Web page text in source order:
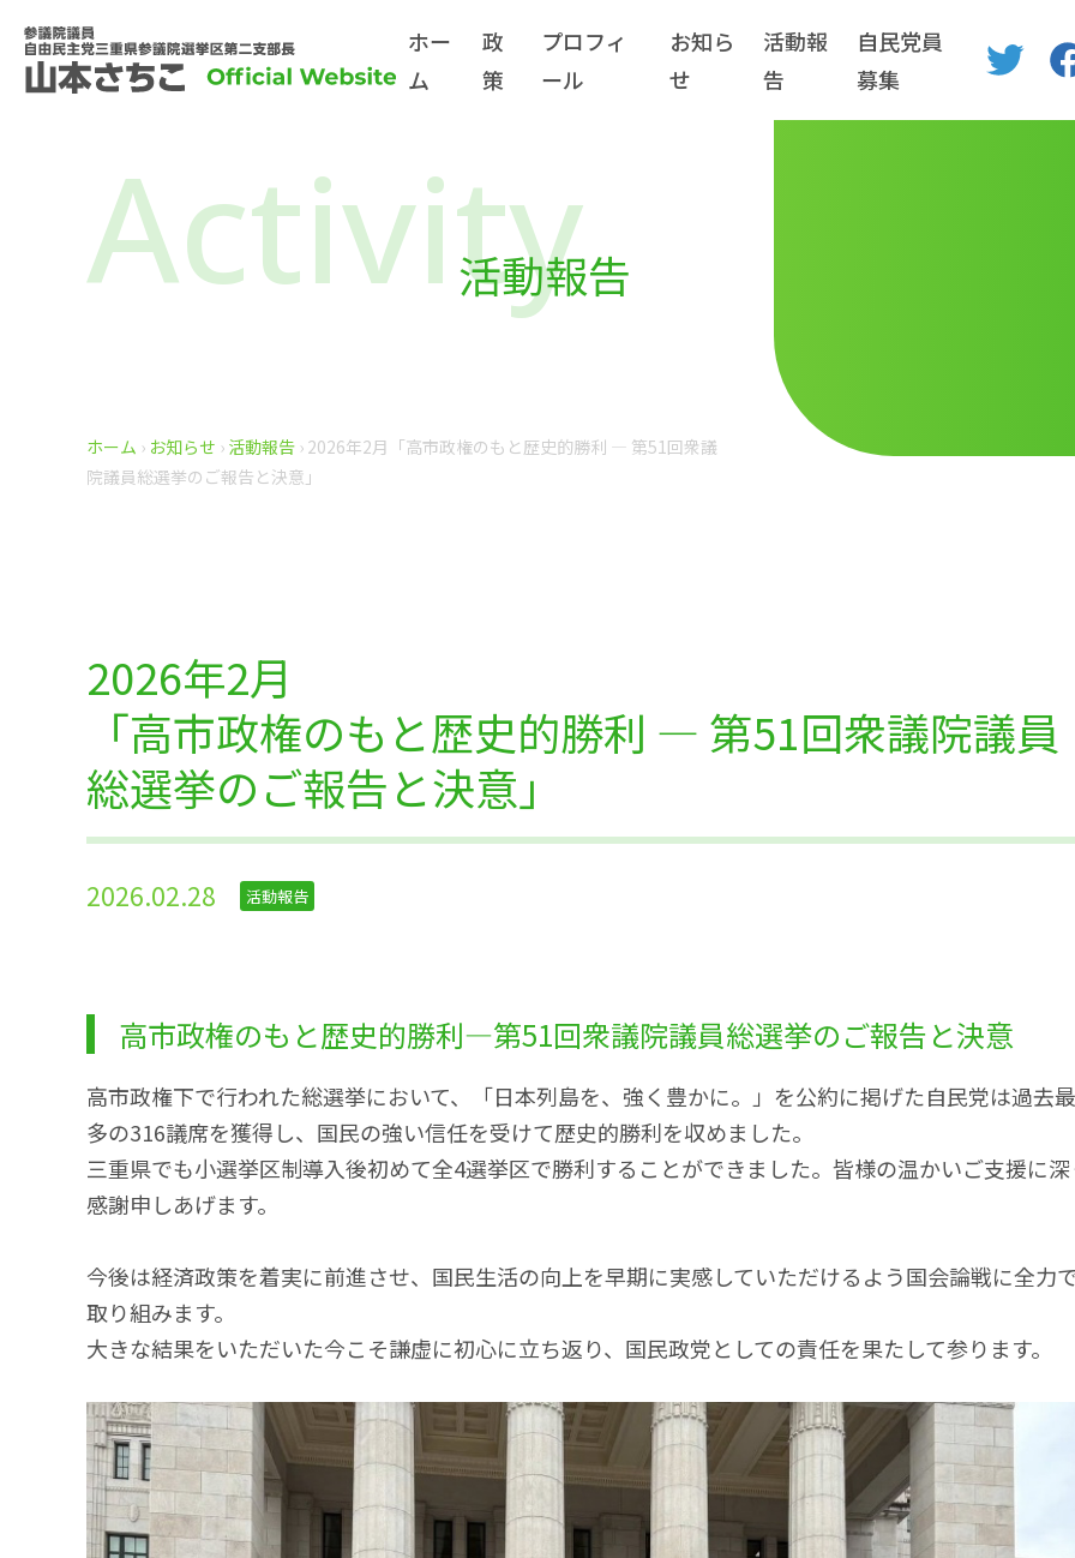
ホー
ム
政
策
プロフィ
ール
お知ら
せ
活動報
告
自民党員
募集
Activity
活動報告
ホーム › お知らせ › 活動報告 › 2026年2月 「高市政権のもと歴史的勝利 ― 第51回衆議
院議員総選挙のご報告と決意」
2026年2月
「高市政権のもと歴史的勝利 ― 第51回衆議院議員
総選挙のご報告と決意」
2026.02.28 活動報告
高市政権のもと歴史的勝利―第51回衆議院議員総選挙のご報告と決意
高市政権下で行われた総選挙において、「日本列島を、強く豊かに。」を公約に掲げた自民党は過去最
多の316議席を獲得し、国民の強い信任を受けて歴史的勝利を収めました。
三重県でも小選挙区制導入後初めて全4選挙区で勝利することができました。皆様の温かいご支援に
感謝申しあげます。
今後は経済政策を着実に前進させ、国民生活の向上を早期に実感していただけるよう国会論戦に全力
取り組みます。
大きな結果をいただいた今こそ謙虚に初心に立ち返り、国民政党としての責任を果たして参ります。